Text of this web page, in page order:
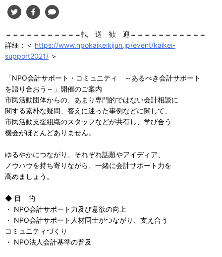
＝＝＝＝＝＝＝＝＝＝＝転 送 歓 迎＝＝＝＝＝＝＝＝＝＝＝
詳細：＜ https://www.npokaikeikijun.jp/event/kaikei-
support2021/ ＞
「NPO会計サポート・コミュニティ ～あるべき会計サポート
を語り合おう～」開催のご案内
市民活動団体からの、あまり専門的ではない会計相談に
関する素朴な疑問、答えに迷った事例などに関して、
市民活動支援組織のスタッフなどが共有し、学び合う
機会がほとんどありません。
ゆるやかにつながり、それぞれ話題やアイディア、
ノウハウを持ち寄りながら、一緒に会計サポート力を
高めましょう。
◆ 目 的
・ NPO会計サポート力及び意欲の向上
・ NPO会計サポート人材同士がつながり、支え合う
コミュニティづくり
・ NPO法人会計基準の普及